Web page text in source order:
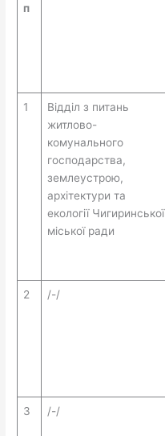
п
1
Відділ з питань
житлово-
комунального
господарства,
землеустрою,
архітектури та
екології Чигиринської
міської ради
2 /-/
3 /-/